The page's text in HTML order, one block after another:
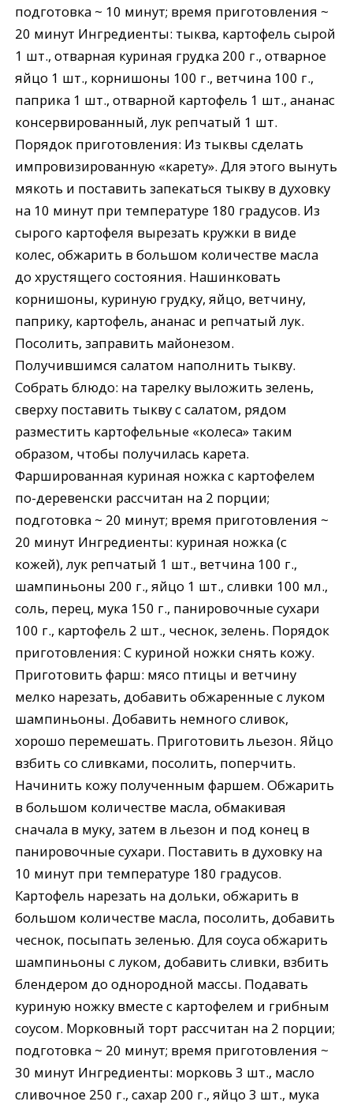
подготовка ~ 10 минут; время приготовления ~
20 минут Ингредиенты: тыква, картофель сырой
1 шт., отварная куриная грудка 200 г., отварное
яйцо 1 шт., корнишоны 100 г., ветчина 100 г.,
паприка 1 шт., отварной картофель 1 шт., ананас
консервированный, лук репчатый 1 шт.
Порядок приготовления: Из тыквы сделать
импровизированную «карету». Для этого вынуть
мякоть и поставить запекаться тыкву в духовку
на 10 минут при температуре 180 градусов. Из
сырого картофеля вырезать кружки в виде
колес, обжарить в большом количестве масла
до хрустящего состояния. Нашинковать
корнишоны, куриную грудку, яйцо, ветчину,
паприку, картофель, ананас и репчатый лук.
Посолить, заправить майонезом.
Получившимся салатом наполнить тыкву.
Собрать блюдо: на тарелку выложить зелень,
сверху поставить тыкву с салатом, рядом
разместить картофельные «колеса» таким
образом, чтобы получилась карета.
Фаршированная куриная ножка с картофелем
по-деревенски рассчитан на 2 порции;
подготовка ~ 20 минут; время приготовления ~
20 минут Ингредиенты: куриная ножка (с
кожей), лук репчатый 1 шт., ветчина 100 г.,
шампиньоны 200 г., яйцо 1 шт., сливки 100 мл.,
соль, перец, мука 150 г., панировочные сухари
100 г., картофель 2 шт., чеснок, зелень. Порядок
приготовления: С куриной ножки снять кожу.
Приготовить фарш: мясо птицы и ветчину
мелко нарезать, добавить обжаренные с луком
шампиньоны. Добавить немного сливок,
хорошо перемешать. Приготовить льезон. Яйцо
взбить со сливками, посолить, поперчить.
Начинить кожу полученным фаршем. Обжарить
в большом количестве масла, обмакивая
сначала в муку, затем в льезон и под конец в
панировочные сухари. Поставить в духовку на
10 минут при температуре 180 градусов.
Картофель нарезать на дольки, обжарить в
большом количестве масла, посолить, добавить
чеснок, посыпать зеленью. Для соуса обжарить
шампиньоны с луком, добавить сливки, взбить
блендером до однородной массы. Подавать
куриную ножку вместе с картофелем и грибным
соусом. Морковный торт рассчитан на 2 порции;
подготовка ~ 20 минут; время приготовления ~
30 минут Ингредиенты: морковь 3 шт., масло
сливочное 250 г., сахар 200 г., яйцо 3 шт., мука